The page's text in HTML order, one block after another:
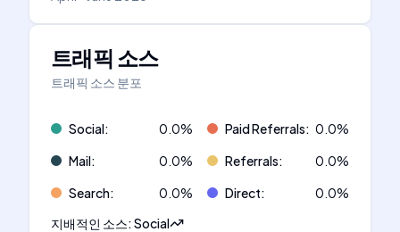
트래픽 소스
트래픽 소스 분포
Social: 0.0% Paid Referrals: 0.0%
Mail: 0.0% Referrals: 0.0%
Search: 0.0% Direct: 0.0%
지배적인 소스:Social